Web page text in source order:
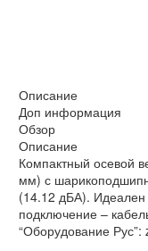
Описание
Доп информация
Обзор
Описание
Компактный осевой
мм) с
(14.12 дБА). Идеален
подключение –
“Оборудование